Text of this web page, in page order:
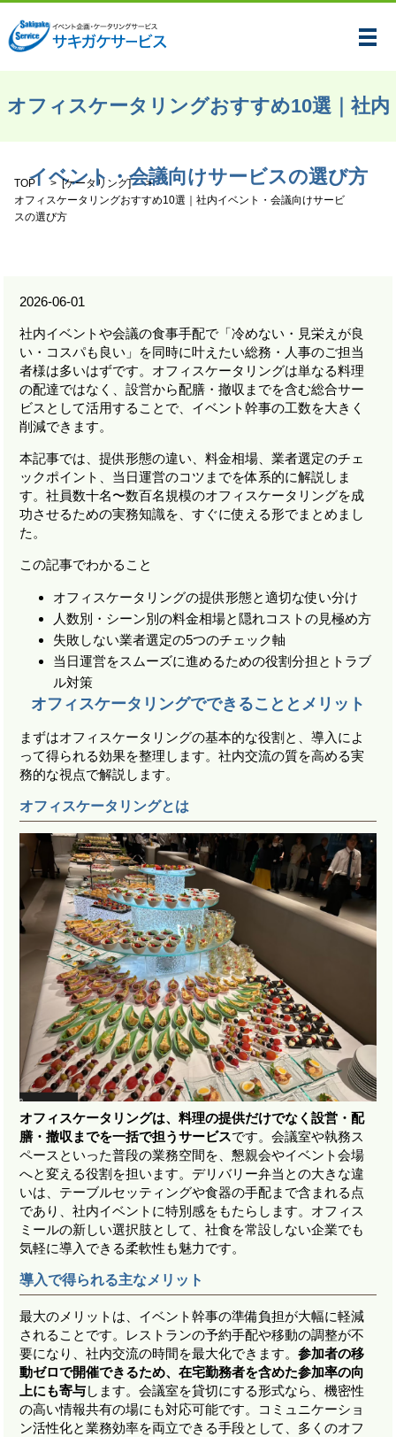
メ
オフィスケータリングおすすめ10選｜社内
イベント・会議向けサービスの選び方
TOP [ケータリング]
オフィスケータリングおすすめ10選｜社内イベント・会議向けサービ
スの選び方
2026-06-01
社内イベントや会議の食事手配で「冷めない・見栄えが良
い・コスパも良い」を同時に叶えたい総務・人事のご担当
者様は多いはずです。オフィスケータリングは単なる料理
の配達ではなく、設営から配膳・撤収までを含む総合サー
ビスとして活用することで、イベント幹事の工数を大きく
削減できます。
本記事では、提供形態の違い、料金相場、業者選定のチェ
ックポイント、当日運営のコツまでを体系的に解説しま
す。社員数十名〜数百名規模のオフィスケータリングを成
功させるための実務知識を、すぐに使える形でまとめまし
た。
この記事でわかること
オフィスケータリングの提供形態と適切な使い分け
人数別・シーン別の料金相場と隠れコストの見極め方
失敗しない業者選定の5つのチェック軸
当日運営をスムーズに進めるための役割分担とトラブ
ル対策
オフィスケータリングでできることとメリット
まずはオフィスケータリングの基本的な役割と、導入によ
って得られる効果を整理します。社内交流の質を高める実
務的な視点で解説します。
オフィスケータリングとは
オフィスケータリングは、料理の提供だけでなく設営・配
膳・撤収までを一括で担うサービスです。会議室や執務ス
ペースといった普段の業務空間を、懇親会やイベント会場
へと変える役割を担います。デリバリー弁当との大きな違
いは、テーブルセッティングや食器の手配まで含まれる点
であり、社内イベントに特別感をもたらします。オフィス
ミールの新しい選択肢として、社食を常設しない企業でも
気軽に導入できる柔軟性も魅力です。
導入で得られる主なメリット
最大のメリットは、イベント幹事の準備負担が大幅に軽減
されることです。レストランの予約手配や移動の調整が不
要になり、社内交流の時間を最大化できます。参加者の移
動ゼロで開催できるため、在宅勤務者を含めた参加率の向
上にも寄与します。会議室を貸切にする形式なら、機密性
の高い情報共有の場にも対応可能です。コミュニケーショ
ン活性化と業務効率を両立できる手段として、多くのオフ